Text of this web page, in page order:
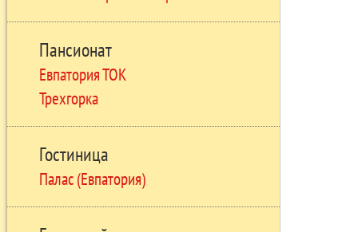
Пансионат
Евпатория ТОК
Трехгорка
Гостиница
Палас (Евпатория)